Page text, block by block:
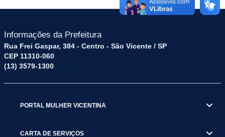
Informações da Prefeitura
Rua Frei Gaspar, 384 - Centro - São Vicente / SP
CEP 11310-060
(13) 3579-1300
PORTAL MULHER VICENTINA
CARTA DE SERVIÇOS